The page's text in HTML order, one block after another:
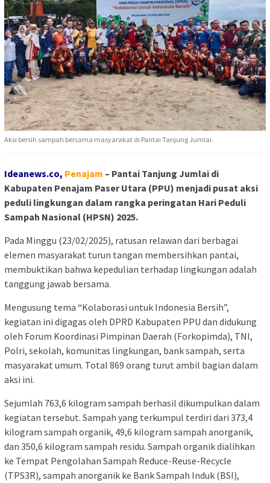
Aksi bersih sampah bersama masyarakat di Pantai Tanjung Jumlai.
Ideanews.co, Penajam – Pantai Tanjung Jumlai di
Kabupaten Penajam Paser Utara (PPU) menjadi pusat aksi
peduli lingkungan dalam rangka peringatan Hari Peduli
Sampah Nasional (HPSN) 2025.
Pada Minggu (23/02/2025), ratusan relawan dari berbagai
elemen masyarakat turun tangan membersihkan pantai,
membuktikan bahwa kepedulian terhadap lingkungan adalah
tanggung jawab bersama.
Mengusung tema “Kolaborasi untuk Indonesia Bersih”,
kegiatan ini digagas oleh DPRD Kabupaten PPU dan didukung
oleh Forum Koordinasi Pimpinan Daerah (Forkopimda), TNI,
Polri, sekolah, komunitas lingkungan, bank sampah, serta
masyarakat umum. Total 869 orang turut ambil bagian dalam
aksi ini.
Sejumlah 763,6 kilogram sampah berhasil dikumpulkan dalam
kegiatan tersebut. Sampah yang terkumpul terdiri dari 373,4
kilogram sampah organik, 49,6 kilogram sampah anorganik,
dan 350,6 kilogram sampah residu. Sampah organik dialihkan
ke Tempat Pengolahan Sampah Reduce-Reuse-Recycle
(TPS3R), sampah anorganik ke Bank Sampah Induk (BSI),